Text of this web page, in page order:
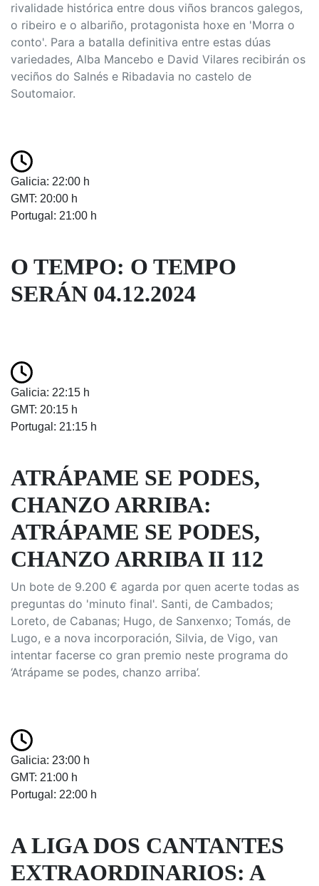
rivalidade histórica entre dous viños brancos galegos,
o ribeiro e o albariño, protagonista hoxe en 'Morra o
conto'. Para a batalla definitiva entre estas dúas
variedades, Alba Mancebo e David Vilares recibirán os
veciños do Salnés e Ribadavia no castelo de
Soutomaior.
Galicia: 22:00 h
GMT: 20:00 h
Portugal: 21:00 h
O TEMPO: O TEMPO
SERÁN 04.12.2024
Galicia: 22:15 h
GMT: 20:15 h
Portugal: 21:15 h
ATRÁPAME SE PODES,
CHANZO ARRIBA:
ATRÁPAME SE PODES,
CHANZO ARRIBA II 112
Un bote de 9.200 € agarda por quen acerte todas as
preguntas do 'minuto final'. Santi, de Cambados;
Loreto, de Cabanas; Hugo, de Sanxenxo; Tomás, de
Lugo, e a nova incorporación, Silvia, de Vigo, van
intentar facerse co gran premio neste programa do
‘Atrápame se podes, chanzo arriba’.
Galicia: 23:00 h
GMT: 21:00 h
Portugal: 22:00 h
A LIGA DOS CANTANTES
EXTRAORDINARIOS: A